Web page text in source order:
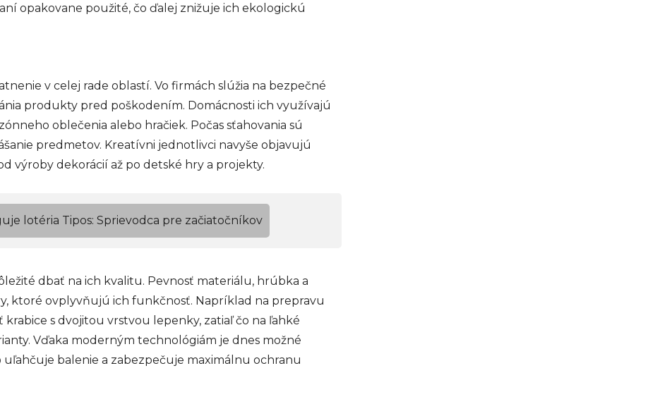
opakovane použité, čo ďalej znižuje ich ekologickú
v celej rade oblastí. Vo firmách slúžia na bezpečné
produkty pred poškodením. Domácnosti ich využívajú
oblečenia alebo hračiek. Počas sťahovania sú
predmetov. Kreatívni jednotlivci navyše objavujú
výroby dekorácií až po detské hry a projekty.
lotéria Tipos: Sprievodca pre začiatočníkov
dbať na ich kvalitu. Pevnosť materiálu, hrúbka a
ktoré ovplyvňujú ich funkčnosť. Napríklad na prepravu
s dvojitou vrstvou lepenky, zatiaľ čo na ľahké
Vďaka moderným technológiám je dnes možné
balenie a zabezpečuje maximálnu ochranu